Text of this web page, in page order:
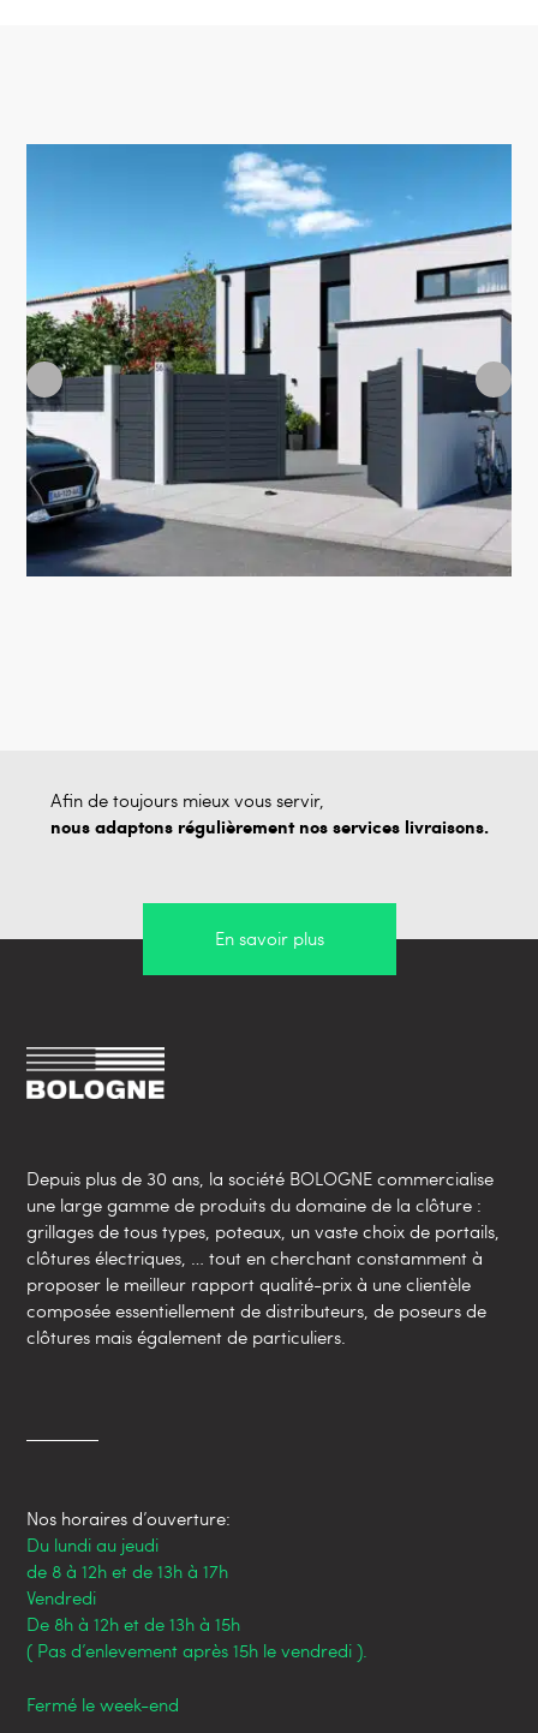
Afin de toujours mieux vous servir,
nous adaptons régulièrement nos services livraisons.
En savoir plus
Depuis plus de 30 ans, la société BOLOGNE commercialise
une large gamme de produits du domaine de la clôture :
grillages de tous types, poteaux, un vaste choix de portails,
clôtures électriques, … tout en cherchant constamment à
proposer le meilleur rapport qualité-prix à une clientèle
composée essentiellement de distributeurs, de poseurs de
clôtures mais également de particuliers.
Nos horaires d’ouverture:
Du lundi au jeudi
de 8 à 12h et de 13h à 17h
Vendredi
De 8h à 12h et de 13h à 15h
( Pas d’enlevement après 15h le vendredi ).
Fermé le week-end